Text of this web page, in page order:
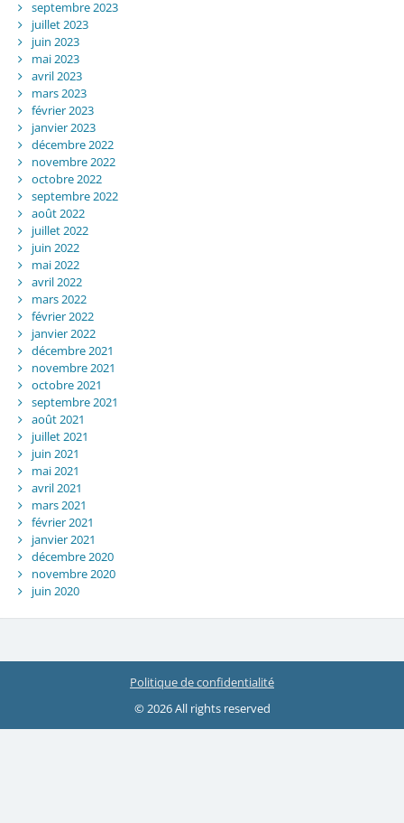
septembre 2023
juillet 2023
juin 2023
mai 2023
avril 2023
mars 2023
février 2023
janvier 2023
décembre 2022
novembre 2022
octobre 2022
septembre 2022
août 2022
juillet 2022
juin 2022
mai 2022
avril 2022
mars 2022
février 2022
janvier 2022
décembre 2021
novembre 2021
octobre 2021
septembre 2021
août 2021
juillet 2021
juin 2021
mai 2021
avril 2021
mars 2021
février 2021
janvier 2021
décembre 2020
novembre 2020
juin 2020
Politique de confidentialité
© 2026 All rights reserved